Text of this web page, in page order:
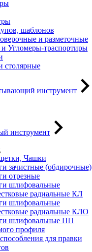
шаблонов
и разметочные
Угломеры-траспортиры
столярные
инструмент
инструмент
Чашки
зачистные (обдирочные)
отрезные
шлифовальные
радиальные КЛ
шлифовальные
радиальные КЛО
шлифовальные ПП
профиля
для правки